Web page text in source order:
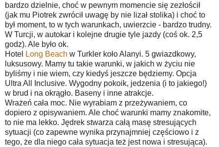
bardzo dzielnie, choć w pewnym momencie się zezłościł
(jak mu Piotrek zwrócił uwagę by nie lizał stolika) i choć to
był moment, to w tych warunkach, uwierzcie - bardzo trudny.
W Turcji, w autokar i kolejne drugie tyle jazdy (coś ok. 2,5
godz). Ale było ok.
Hotel
Long Beach w Turkler koło Alanyi. 5 gwiazdkowy,
luksusowy. Mamy tu takie warunki, w jakich w życiu nie
byliśmy i nie wiem, czy kiedyś jeszcze będziemy. Opcja
Ultra All Inclusive. Wygodny pokoik, jedzenia (i to jakiego!)
w brud i na okrągło. Baseny i inne atrakcje.
Wrażeń cała moc. Nie wyrabiam z przeżywaniem, co
dopiero z opisywaniem. Ale choć warunki mamy znakomite,
to nie ma lekko. Jędrek stwarza całą masę stresujących
sytuacji (co zapewne wynika przynajmniej częściowo i z
tego, że dla niego cała sytuacja też jest nowa i stresująca).